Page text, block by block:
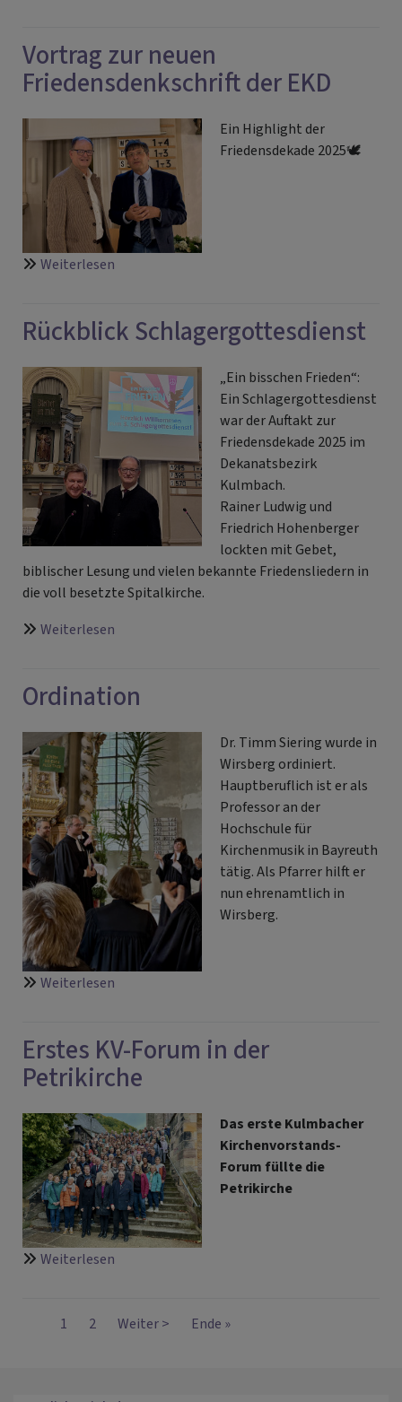
2025
Vortrag zur neuen
Friedensdenkschrift der EKD
Ein Highlight der
Friedensdekade 2025🕊️
Weiterlesen
neuen
Friedensdenkschrift
der
EKD
Rückblick Schlagergottesdienst
„Ein bisschen Frieden“:
Ein Schlagergottesdienst
war der Auftakt zur
Friedensdekade 2025 im
Dekanatsbezirk
Kulmbach.
Rainer Ludwig und
Friedrich Hohenberger
lockten mit Gebet,
biblischer Lesung und vielen bekannte Friedensliedern in
die voll besetzte Spitalkirche.
Weiterlesen
Ordination
Dr. Timm Siering wurde in
Wirsberg ordiniert.
Hauptberuflich ist er als
Professor an der
Hochschule für
Kirchenmusik in Bayreuth
tätig. Als Pfarrer hilft er
nun ehrenamtlich in
Wirsberg.
Weiterlesen
Erstes KV-Forum in der
Petrikirche
Das erste Kulmbacher
Kirchenvorstands-
Forum füllte die
Petrikirche
Weiterlesen
Forum
Seitennummerierung
Aktuelle
1 Seite
2
Nächste
Weiter >
Last
Ende »